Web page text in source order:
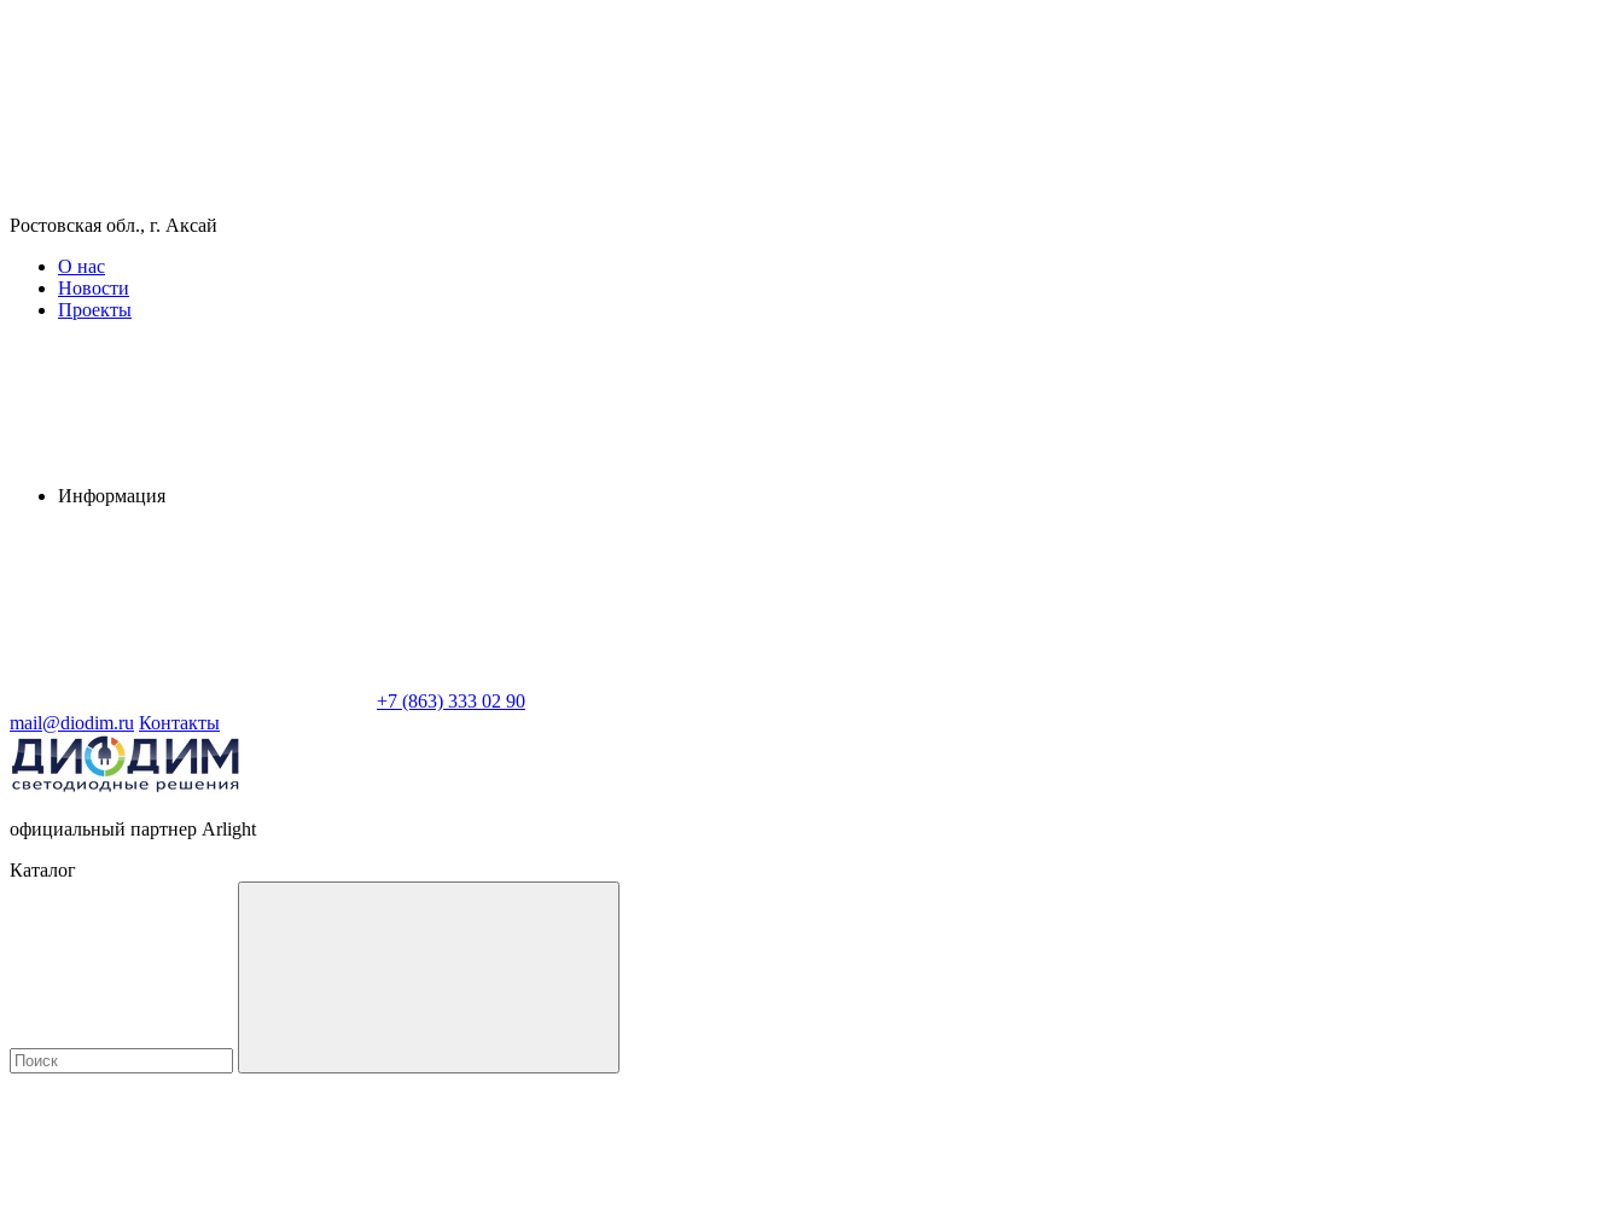
Ростовская обл., г. Аксай
О нас
Новости
Проекты
Информация
+7 (863) 333 02 90
mail@diodim.ru Контакты
официальный партнер Arlight
Каталог